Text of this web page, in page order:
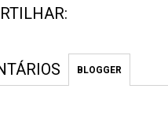
BLOGGER